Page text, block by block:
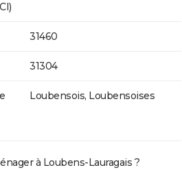
31460
31304
Loubensois, Loubensoises
à Loubens-Lauragais ?